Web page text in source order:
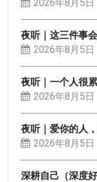
2026年8月5日
夜听｜这三件事
2026年8月5日
夜听｜一个人很
2026年8月5日
夜听｜爱你的人
2026年8月5日
深耕自己（深度好